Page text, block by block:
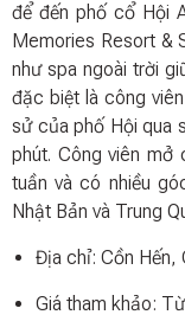
để đến phố cổ Hội
Memories Resort &
như spa ngoài trời
đặc biệt là công
sử của phố Hội qua
phút. Công viên mở
tuần và có nhiều
Nhật Bản và Trung
Địa chỉ: Cồn Hến,
Giá tham khảo: